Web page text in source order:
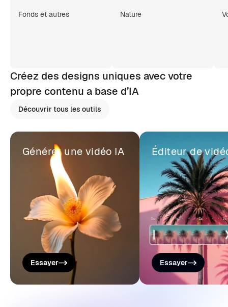
Fonds et autres Nature
Créez des designs uniques avec votre
propre contenu a base d’IA
Découvrir tous les outils
Générer une vidéo IA
Essayer
Éditeur de
Essayer